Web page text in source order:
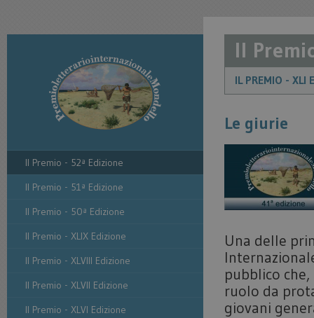
Il Premio - 52ª Edizione
Il Premio - 51ª Edizione
Il Premio - 50ª Edizione
Il Premio - XLIX Edizione
Il Premio - XLVIII Edizione
Il Premio - XLVII Edizione
Il Premio - XLVI Edizione
Il
IL PREMIO - XLI
Le giurie
Una delle
pubblico
ruolo da
giovani